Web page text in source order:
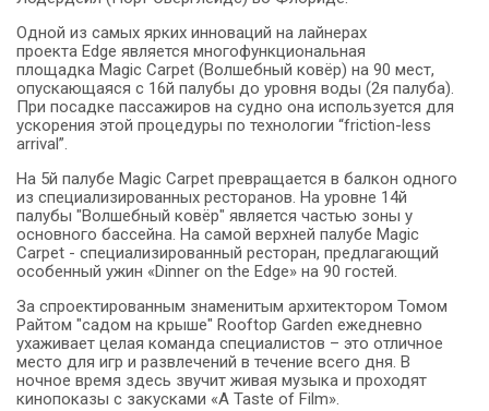
Одной из самых ярких инноваций на лайнерах
проекта Edge является многофункциональная
площадка Magic Carpet (Волшебный ковёр) на 90 мест,
опускающаяся с 16й палубы до уровня воды (2я палуба).
При посадке пассажиров на судно она используется для
ускорения этой процедуры по технологии “friction-less
arrival”.
На 5й палубе Magic Carpet превращается в балкон одного
из специализированных ресторанов. На уровне 14й
палубы "Волшебный ковёр" является частью зоны у
основного бассейна. На самой верхней палубе Magic
Carpet - специализированный ресторан, предлагающий
особенный ужин «Dinner on the Edge» на 90 гостей.
За спроектированным знаменитым архитектором Томом
Райтом "садом на крыше" Rooftop Garden ежедневно
ухаживает целая команда специалистов – это отличное
место для игр и развлечений в течение всего дня. В
ночное время здесь звучит живая музыка и проходят
кинопоказы с закусками «A Taste of Film».